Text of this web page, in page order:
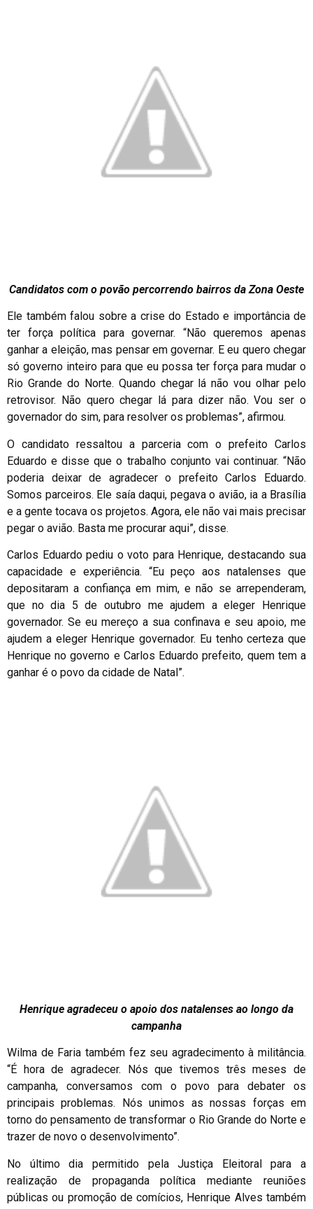
Candidatos com o povão percorrendo bairros da Zona Oeste
Ele também falou sobre a crise do Estado e importância de
ter força política para governar. “Não queremos apenas
ganhar a eleição, mas pensar em governar. E eu quero chegar
só governo inteiro para que eu possa ter força para mudar o
Rio Grande do Norte. Quando chegar lá não vou olhar pelo
retrovisor. Não quero chegar lá para dizer não. Vou ser o
governador do sim, para resolver os problemas”, afirmou.
O candidato ressaltou a parceria com o prefeito Carlos
Eduardo e disse que o trabalho conjunto vai continuar. “Não
poderia deixar de agradecer o prefeito Carlos Eduardo.
Somos parceiros. Ele saía daqui, pegava o avião, ia a Brasília
e a gente tocava os projetos. Agora, ele não vai mais precisar
pegar o avião. Basta me procurar aqui”, disse.
Carlos Eduardo pediu o voto para Henrique, destacando sua
capacidade e experiência. “Eu peço aos natalenses que
depositaram a confiança em mim, e não se arrependeram,
que no dia 5 de outubro me ajudem a eleger Henrique
governador. Se eu mereço a sua confinava e seu apoio, me
ajudem a eleger Henrique governador. Eu tenho certeza que
Henrique no governo e Carlos Eduardo prefeito, quem tem a
ganhar é o povo da cidade de Natal”.
Henrique agradeceu o apoio dos natalenses ao longo da
campanha
Wilma de Faria também fez seu agradecimento à militância.
“É hora de agradecer. Nós que tivemos três meses de
campanha, conversamos com o povo para debater os
principais problemas. Nós unimos as nossas forças em
torno do pensamento de transformar o Rio Grande do Norte e
trazer de novo o desenvolvimento”.
No último dia permitido pela Justiça Eleitoral para a
realização de propaganda política mediante reuniões
públicas ou promoção de comícios, Henrique Alves também